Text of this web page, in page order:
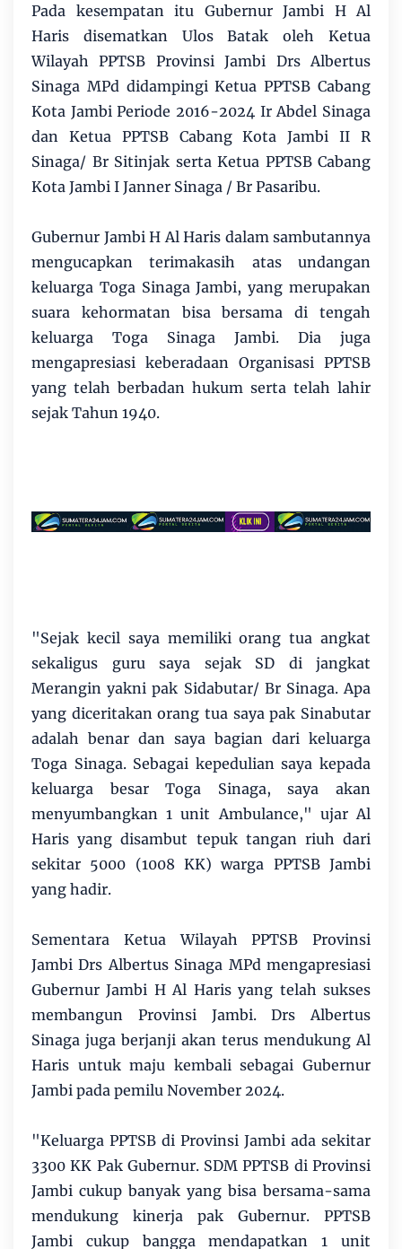
Pada kesempatan itu Gubernur Jambi H Al
Haris disematkan Ulos Batak oleh Ketua
Wilayah PPTSB Provinsi Jambi Drs Albertus
Sinaga MPd didampingi Ketua PPTSB Cabang
Kota Jambi Periode 2016-2024 Ir Abdel Sinaga
dan Ketua PPTSB Cabang Kota Jambi II R
Sinaga/ Br Sitinjak serta Ketua PPTSB Cabang
Kota Jambi I Janner Sinaga / Br Pasaribu.
Gubernur Jambi H Al Haris dalam sambutannya
mengucapkan terimakasih atas undangan
keluarga Toga Sinaga Jambi, yang merupakan
suara kehormatan bisa bersama di tengah
keluarga Toga Sinaga Jambi. Dia juga
mengapresiasi keberadaan Organisasi PPTSB
yang telah berbadan hukum serta telah lahir
sejak Tahun 1940.
"Sejak kecil saya memiliki orang tua angkat
sekaligus guru saya sejak SD di jangkat
Merangin yakni pak Sidabutar/ Br Sinaga. Apa
yang diceritakan orang tua saya pak Sinabutar
adalah benar dan saya bagian dari keluarga
Toga Sinaga. Sebagai kepedulian saya kepada
keluarga besar Toga Sinaga, saya akan
menyumbangkan 1 unit Ambulance," ujar Al
Haris yang disambut tepuk tangan riuh dari
sekitar 5000 (1008 KK) warga PPTSB Jambi
yang hadir.
Sementara Ketua Wilayah PPTSB Provinsi
Jambi Drs Albertus Sinaga MPd mengapresiasi
Gubernur Jambi H Al Haris yang telah sukses
membangun Provinsi Jambi. Drs Albertus
Sinaga juga berjanji akan terus mendukung Al
Haris untuk maju kembali sebagai Gubernur
Jambi pada pemilu November 2024.
"Keluarga PPTSB di Provinsi Jambi ada sekitar
3300 KK Pak Gubernur. SDM PPTSB di Provinsi
Jambi cukup banyak yang bisa bersama-sama
mendukung kinerja pak Gubernur. PPTSB
Jambi cukup bangga mendapatkan 1 unit